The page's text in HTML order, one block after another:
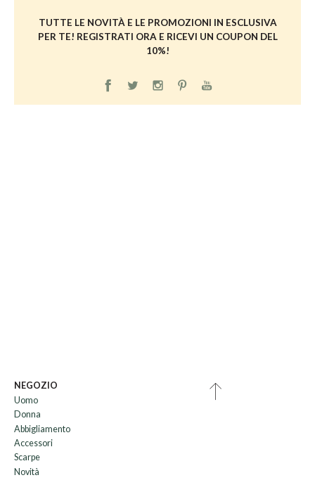
TUTTE LE NOVITÀ E LE PROMOZIONI IN ESCLUSIVA
PER TE! REGISTRATI ORA E RICEVI UN COUPON DEL
10%!
NEGOZIO
Uomo
Donna
Abbigliamento
Accessori
Scarpe
Novità